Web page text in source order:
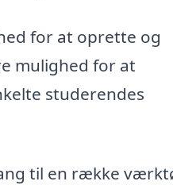
for at oprette og
mulighed for at
studerendes
til en række